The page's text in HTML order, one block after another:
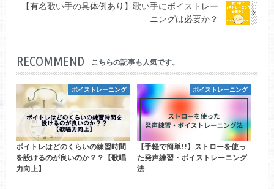
【有名歌い手の具体例あり】歌い手にボイストレー
ニングは必要か？
RECOMMEND こちらの記事も人気です。
ボイストレーニング
ボイトレはどのくらいの練習時間
を設けるのが良いのか？？【歌唱
力向上】
ボイストレーニング
【手軽で簡単!!】ストローを使っ
た発声練習・ボイストレーニング
法